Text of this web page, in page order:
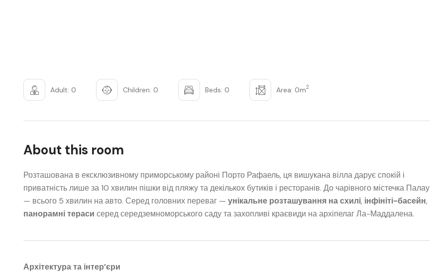
Adult: 0 Children: 0 Beds: 0 Area: 0m2
About this room
Розташована в ексклюзивному приморському районі Порто Рафаель, ця вишукана вілла дарує спокій і
приватність лише за 10 хвилин пішки від пляжу та декількох бутиків і ресторанів. До чарівного містечка Палау
— всього 5 хвилин на авто. Серед головних переваг — унікальне розташування на схилі, інфініті-басейн,
панорамні тераси серед середземноморського саду та захопливі краєвиди на архіпелаг Ла-Маддалена.
Архітектура та інтер’єри